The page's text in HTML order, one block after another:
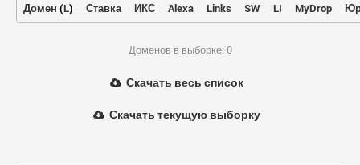
Домен (L) Ставка ИКС Alexa Links SW LI MyDrop
Доменов в выборке: 0
Скачать весь список
Скачать текущую выборку